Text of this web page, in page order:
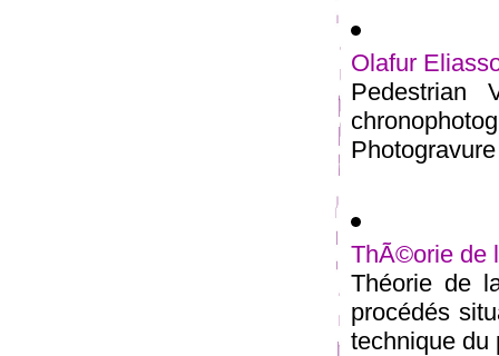
Olafur
Pedestrian
ThÃ©orie de
Théorie de
procédés
technique du